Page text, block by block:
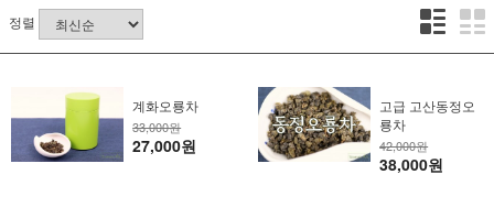
정렬
계화오룡차
33,000원
27,000원
고급 고산동정오
룡차
42,000원
38,000원